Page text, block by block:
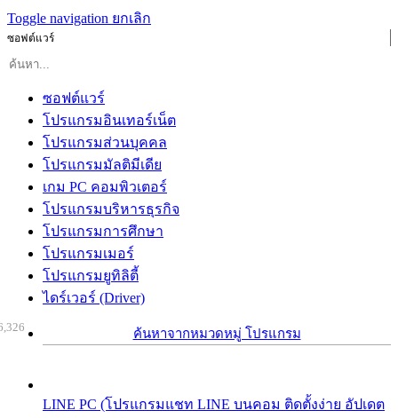
Toggle navigation ยกเลิก
ซอฟต์แวร์
ซอฟต์แวร์
โปรแกรมอินเทอร์เน็ต
โปรแกรมส่วนบุคคล
โปรแกรมมัลติมีเดีย
เกม PC คอมพิวเตอร์
โปรแกรมบริหารธุรกิจ
โปรแกรมการศึกษา
โปรแกรมเมอร์
โปรแกรมยูทิลิตี้
ไดร์เวอร์ (Driver)
ค้นหาจากหมวดหมู่ โปรแกรม
LINE PC (โปรแกรมแชท LINE บนคอม ติดตั้งง่าย อัปเดต